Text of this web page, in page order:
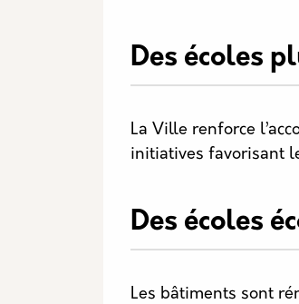
Des écoles
La Ville renforce
initiatives favorisant
Des écoles
Les bâtiments sont